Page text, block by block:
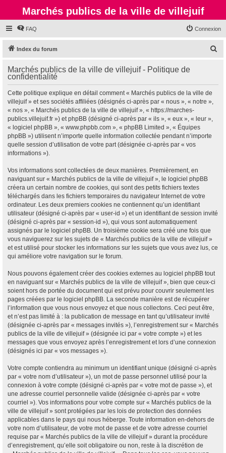
Marchés publics de la ville de villejuif
FAQ Connexion
Index du forum
h
Marchés publics de la ville de villejuif - Politique de
confidentialité
Cette politique explique en détail comment « Marchés publics de la ville de
villejuif » et ses sociétés affiliées (désignés ci-après par « nous », « notre »,
« nos », « Marchés publics de la ville de villejuif », « https://marches-
publics.villejuif.fr ») et phpBB (désigné ci-après par « ils », « eux », « leur »,
« logiciel phpBB », « www.phpbb.com », « phpBB Limited », « Équipes
phpBB ») utilisent n’importe quelle information collectée pendant n’importe
quelle session d’utilisation de votre part (désignée ci-après par « vos
informations »).
Vos informations sont collectées de deux manières. Premièrement, en
naviguant sur « Marchés publics de la ville de villejuif », le logiciel phpBB
créera un certain nombre de cookies, qui sont des petits fichiers textes
téléchargés dans les fichiers temporaires du navigateur Internet de votre
ordinateur. Les deux premiers cookies ne contiennent qu’un identifiant
utilisateur (désigné ci-après par « user-id ») et un identifiant de session invité
(désigné ci-après par « session-id »), qui vous sont automatiquement
assignés par le logiciel phpBB. Un troisième cookie sera créé une fois que
vous naviguerez sur les sujets de « Marchés publics de la ville de villejuif »
et est utilisé pour stocker les informations sur les sujets que vous avez lus, ce
qui améliore votre navigation sur le forum.
Nous pouvons également créer des cookies externes au logiciel phpBB tout
en naviguant sur « Marchés publics de la ville de villejuif », bien que ceux-ci
soient hors de portée du document qui est prévu pour couvrir seulement les
pages créées par le logiciel phpBB. La seconde manière est de récupérer
l’information que vous nous envoyez et que nous collectons. Ceci peut être,
et n’est pas limité à : la publication de message en tant qu’utilisateur invité
(désignée ci-après par « messages invités »), l’enregistrement sur « Marchés
publics de la ville de villejuif » (désignée ici par « votre compte ») et les
messages que vous envoyez après l’enregistrement et lors d’une connexion
(désignés ici par « vos messages »).
Votre compte contiendra au minimum un identifiant unique (désigné ci-après
par « votre nom d’utilisateur »), un mot de passe personnel utilisé pour la
connexion à votre compte (désigné ci-après par « votre mot de passe »), et
une adresse courriel personnelle valide (désignée ci-après par « votre
courriel »). Vos informations pour votre compte sur « Marchés publics de la
ville de villejuif » sont protégées par les lois de protection des données
applicables dans le pays qui nous héberge. Toute information en-dehors de
votre nom d’utilisateur, de votre mot de passe et de votre adresse courriel
requise par « Marchés publics de la ville de villejuif » durant la procédure
d’enregistrement, qu’elle soit obligatoire ou non, reste à la discrétion de